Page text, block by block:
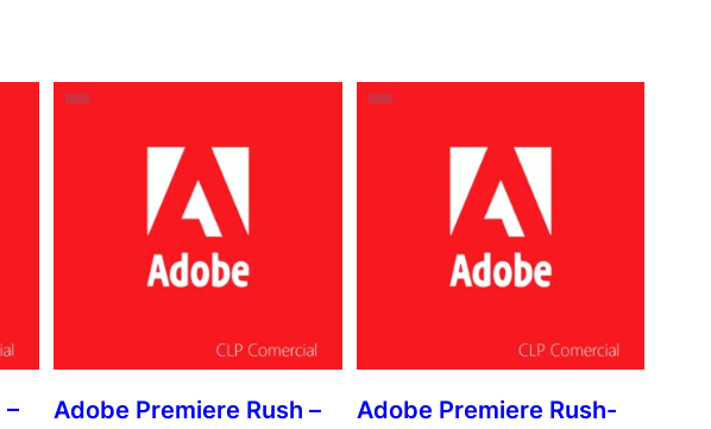
Adobe Premiere Rush –
Adobe Premiere Rush-